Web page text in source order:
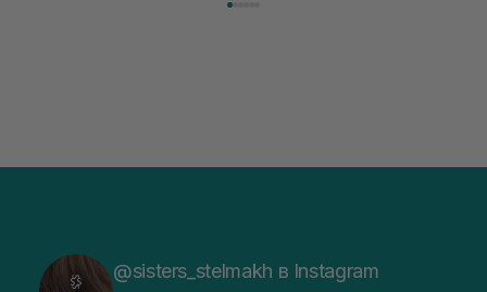
@sisters_stelmakh в Instagram